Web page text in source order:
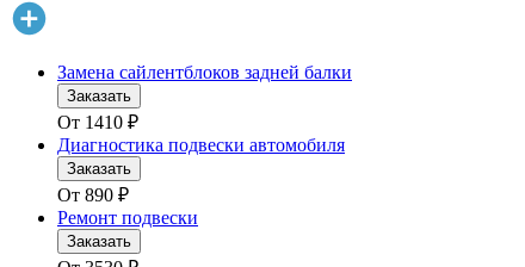
Замена сайлентблоков задней балки
Заказать
От 1410 ₽
Диагностика подвески автомобиля
Заказать
От 890 ₽
Ремонт подвески
Заказать